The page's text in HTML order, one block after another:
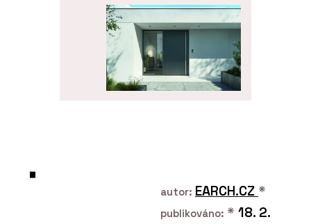
autor: EARCH.CZ *
publikováno: * 18. 2.